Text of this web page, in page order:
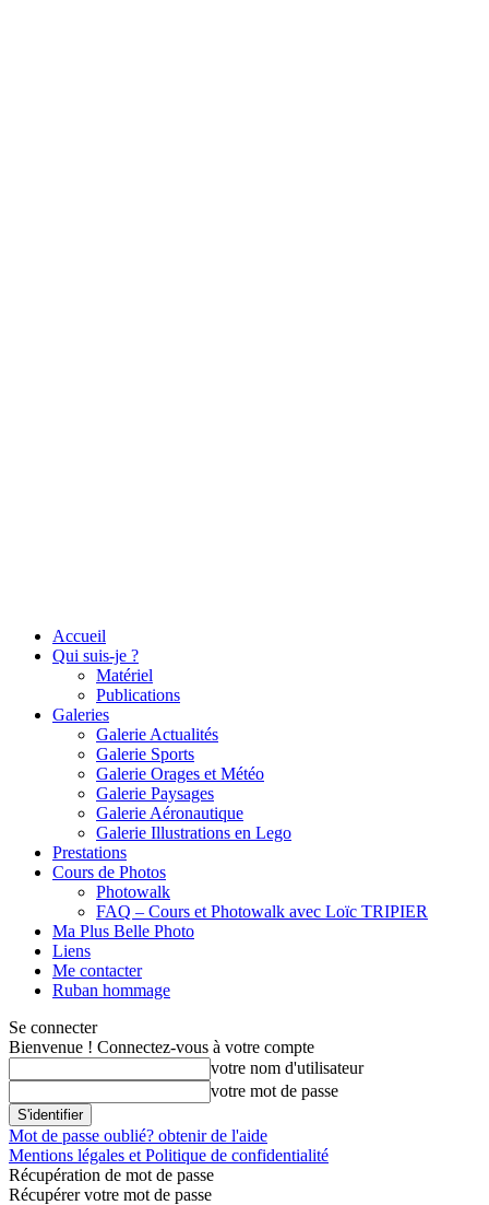
Accueil
Qui suis-je ?
Matériel
Publications
Galeries
Galerie Actualités
Galerie Sports
Galerie Orages et Météo
Galerie Paysages
Galerie Aéronautique
Galerie Illustrations en Lego
Prestations
Cours de Photos
Photowalk
FAQ – Cours et Photowalk avec Loïc TRIPIER
Ma Plus Belle Photo
Liens
Me contacter
Ruban hommage
Se connecter
Bienvenue ! Connectez-vous à votre compte
votre nom d'utilisateur
votre mot de passe
Mot de passe oublié? obtenir de l'aide
Mentions légales et Politique de confidentialité
Récupération de mot de passe
Récupérer votre mot de passe